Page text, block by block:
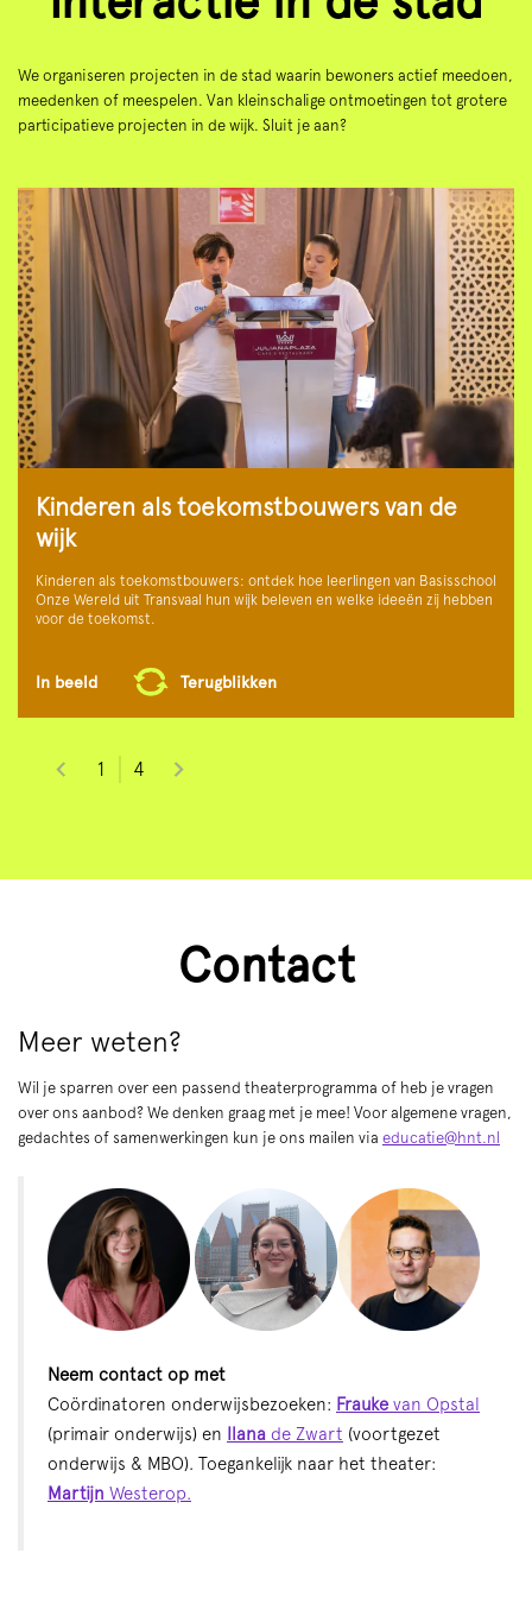
We organiseren projecten in de stad waarin bewoners actief meedoen,
meedenken of meespelen. Van kleinschalige ontmoetingen tot grotere
participatieve projecten in de wijk. Sluit je aan?
Overslaan
Kinderen als toekomstbouwers van de
wijk
Kinderen als toekomstbouwers: ontdek hoe leerlingen van Basisschool
Onze Wereld uit Transvaal hun wijk beleven en welke ideeën zij hebben
voor de toekomst.
In beeld Terugblikken
1 4
Contact
Meer weten?
Wil je sparren over een passend theaterprogramma of heb je vragen
over ons aanbod? We denken graag met je mee! Voor algemene vragen,
gedachtes of samenwerkingen kun je ons mailen via educatie@hnt.nl
Neem contact op met
Coördinatoren onderwijsbezoeken: Fraukevan Opstal
(primair onderwijs) en Ilana de Zwart (voortgezet
onderwijs & MBO). Toegankelijk naar het theater:
Martijn Westerop.